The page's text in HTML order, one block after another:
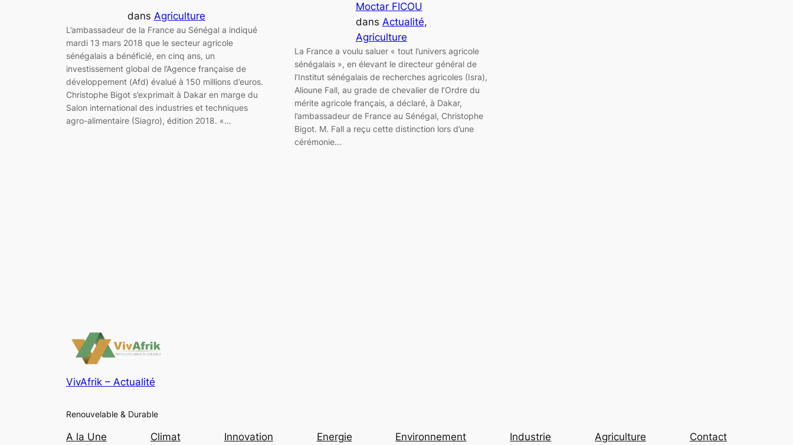
dans Agriculture
L’ambassadeur de la France au Sénégal a indiqué
mardi 13 mars 2018 que le secteur agricole
sénégalais a bénéficié, en cinq ans, un
investissement global de l’Agence française de
développement (Afd) évalué à 150 millions d’euros.
Christophe Bigot s’exprimait à Dakar en marge du
Salon international des industries et techniques
agro-alimentaire (Siagro), édition 2018. «…
Moctar FICOU
dans Actualité
Agriculture
La France a voulu saluer « tout l’univers agricole
sénégalais », en élevant le directeur général de
l’Institut sénégalais de recherches agricoles (Isra),
Alioune Fall, au grade de chevalier de l’Ordre du
mérite agricole français, a déclaré, à Dakar,
l’ambassadeur de France au Sénégal, Christophe
Bigot. M. Fall a reçu cette distinction lors d’une
cérémonie…
VivAfrik – Actualité
Renouvelable & Durable
A la Une Climat Innovation Energie Environnement Industrie Agriculture Contact